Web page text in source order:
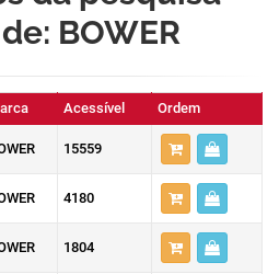
BOWER
Acessível Ordem
15559
4180
1804